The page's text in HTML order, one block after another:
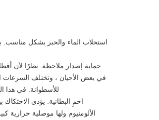
في بعض الأحيان ، وتختلف السرعات
للأسطوانة. في هذا
الألومنيوم ولها موصلية حرارية